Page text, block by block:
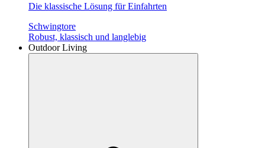
Die klassische Lösung für Einfahrten
Schwingtore
Robust, klassisch und langlebig
Outdoor Living